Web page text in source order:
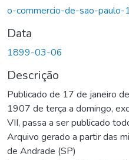
o-commercio-de-sao-
Data
1899-03-06
Descrição
Publicado de 17 de janeiro
1907 de terça a domingo,
VII, passa a ser publicado
Arquivo gerado a partir das
de Andrade (SP)